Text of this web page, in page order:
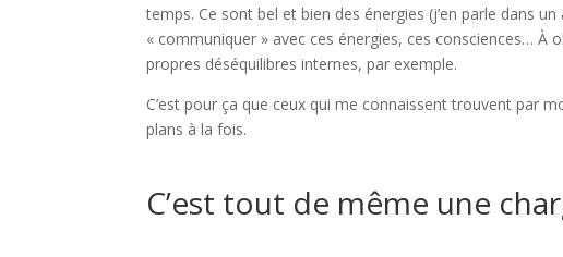
temps. Ce sont bel et bien des énergies (j’en parle dans
« communiquer » avec ces énergies, ces consciences…
propres déséquilibres internes, par exemple.
C’est pour ça que ceux qui me connaissent trouvent par
plans à la fois.
C’est tout de même une